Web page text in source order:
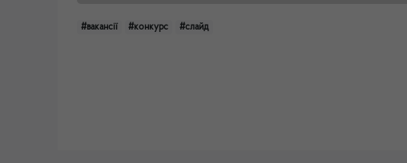
#вакансії #конкурс #слайд